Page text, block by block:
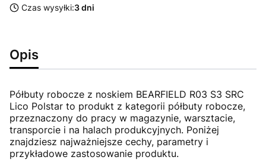
Czas wysyłki:3 dni
Opis
Półbuty robocze z noskiem BEARFIELD R03 S3 SRC
Lico Polstar to produkt z kategorii półbuty robocze,
przeznaczony do pracy w magazynie, warsztacie,
transporcie i na halach produkcyjnych. Poniżej
znajdziesz najważniejsze cechy, parametry i
przykładowe zastosowanie produktu.